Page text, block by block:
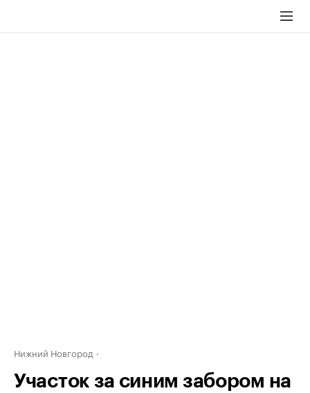
Нижний Новгород
Участок за синим забором на